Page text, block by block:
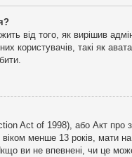
від того, як вирішив
користувачів, такі як
Act of 1998), або Акт про
віком менше 13 років, мати
ви не впевнені, чи це